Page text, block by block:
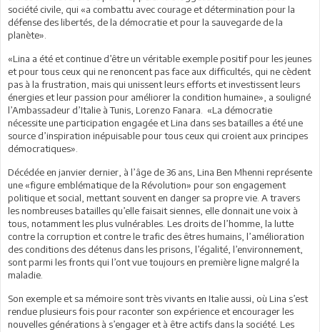
société civile, qui «a combattu avec courage et détermination pour la
défense des libertés, de la démocratie et pour la sauvegarde de la
planète».
«Lina a été et continue d’être un véritable exemple positif pour les jeunes
et pour tous ceux qui ne renoncent pas face aux difficultés, qui ne cèdent
pas à la frustration, mais qui unissent leurs efforts et investissent leurs
énergies et leur passion pour améliorer la condition humaine», a souligné
l’Ambassadeur d’Italie à Tunis, Lorenzo Fanara. «La démocratie
nécessite une participation engagée et Lina dans ses batailles a été une
source d’inspiration inépuisable pour tous ceux qui croient aux principes
démocratiques».
Décédée en janvier dernier, à l’âge de 36 ans, Lina Ben Mhenni représente
une «figure emblématique de la Révolution» pour son engagement
politique et social, mettant souvent en danger sa propre vie. A travers
les nombreuses batailles qu’elle faisait siennes, elle donnait une voix à
tous, notamment les plus vulnérables. Les droits de l’homme, la lutte
contre la corruption et contre le trafic des êtres humains, l’amélioration
des conditions des détenus dans les prisons, l’égalité, l’environnement,
sont parmi les fronts qui l’ont vue toujours en première ligne malgré la
maladie.
Son exemple et sa mémoire sont très vivants en Italie aussi, où Lina s’est
rendue plusieurs fois pour raconter son expérience et encourager les
nouvelles générations à s’engager et à être actifs dans la société. Les